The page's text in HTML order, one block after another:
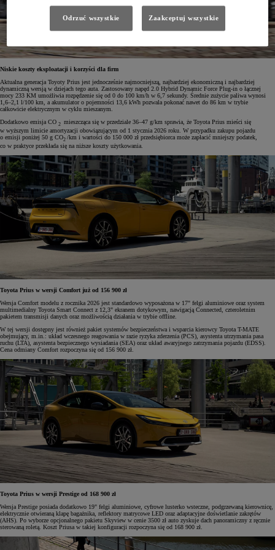
Niskie koszty eksploatacji i korzyści dla firm
Aktualna generacja Toyoty Prius jest jednocześnie najmocniejszą, najbardziej ekonomiczną i najbardziej
dynamiczną wersją w dziejach tego auta. Zastosowany napęd 2.0 Hybrid Dynamic Force Plug-in o łącznej
mocy 233 KM umożliwia rozpędzenie się od 0 do 100 km/h w 6,7 sekundy. Średnie zużycie paliwa wynosi
1,6–2,1 l/100 km, a akumulator o pojemności 13,6 kWh pozwala pokonać nawet do 86 km w trybie
całkowicie elektrycznym w cyklu mieszanym.
Dodatkowo emisja CO 2 mieszcząca się w przedziale 36–47 g/km sprawia, że Toyota Prius mieści się
w wyższym limicie amortyzacji obowiązującym od 1 stycznia 2026 roku. W przypadku zakupu pojazdu
o emisji poniżej 50 g CO2 /km i wartości do 150 000 zł przedsiębiorca może zapłacić mniejszy podatek,
co w praktyce przekłada się na niższe koszty użytkowania.
Toyota Prius w wersji Comfort już od 156 900 zł
Wersja Comfort modelu z rocznika 2026 jest standardowo wyposażona w 17" felgi aluminiowe oraz system
multimedialny Toyota Smart Connect z 12,3" ekranem dotykowym, nawigacją Connected, czteroletnim
pakietem transmisji danych oraz możliwością działania w trybie offline.
W tej wersji dostępny jest również pakiet systemów bezpieczeństwa i wsparcia kierowcy Toyota T-MATE
obejmujący, m.in.: układ wczesnego reagowania w razie ryzyka zderzenia (PCS), asystenta utrzymania pasa
ruchu (LTA), asystenta bezpiecznego wysiadania (SEA) oraz układ awaryjnego zatrzymania pojazdu (EDSS).
Cena odmiany Comfort rozpoczyna się od 156 900 zł.
Toyota Prius w wersji Prestige od 168 900 zł
Wersja Prestige posiada dodatkowo 19" felgi aluminiowe, cyfrowe lusterko wsteczne, podgrzewaną kierownicę,
elektrycznie otwieraną klapę bagażnika, reflektory matrycowe LED oraz adaptacyjne doświetlanie zakrętów
(AHS). Po wyborze opcjonalnego pakietu Skyview w cenie 3500 zł auto zyskuje dach panoramiczny z ręcznie
sterowaną roletą. Koszt Priusa w takiej konfiguracji rozpoczyna się od 168 900 zł.
Odrzuć wszystkie Zaakceptuj wszystkie